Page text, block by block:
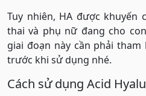
Tuy nhiên, HA được khuyến
thai và phụ nữ đang cho
giai đoạn này cần phải
trước khi sử dụng nhé.
Cách sử dụng Acid